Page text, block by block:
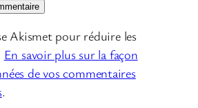
Akismet pour réduire les
En savoir plus sur la façon
de vos commentaires
.